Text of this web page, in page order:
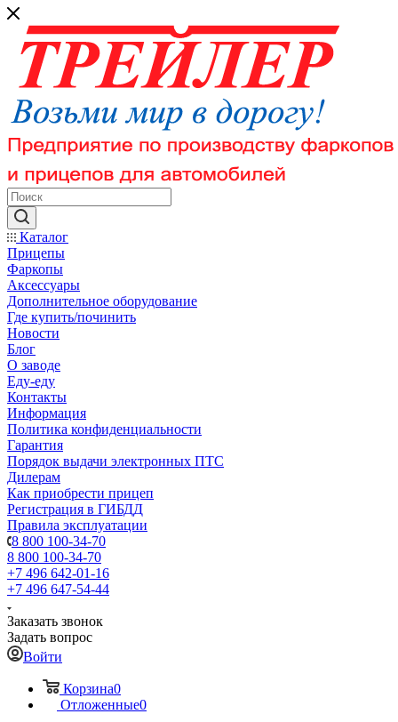
Каталог
Прицепы
Фаркопы
Аксессуары
Дополнительное оборудование
Где купить/починить
Новости
Блог
О заводе
Еду-еду
Контакты
Информация
Политика конфиденциальности
Гарантия
Порядок выдачи электронных ПТС
Дилерам
Как приобрести прицеп
Регистрация в ГИБДД
Правила эксплуатации
8 800 100-34-70
8 800 100-34-70
+7 496 642-01-16
+7 496 647-54-44
Заказать звонок
Задать вопрос
Войти
Корзина0
Отложенные0